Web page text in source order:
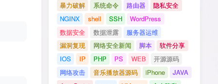
暴力破解
系统命令 路由器
隐私安全
NGINX
shell SSH
WordPress
数据安全
数据泄露
服务器运维
漏洞复现
网络安全新闻 脚本
软件分享
IOS
IP PHP PS WEB
开源源码
网络攻击
音乐播放器源码 iPhone
JAVA